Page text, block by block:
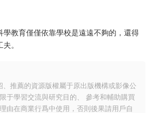
學教育僅僅依靠學校是遠遠不夠的，還得
。
、推薦的資源版權屬于原出版機構或影像公
于學習交流與研究目的、 參考和輔助購買
由在商業行爲中使用，否則後果請用戶自